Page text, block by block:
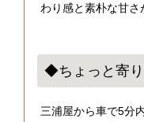
わり感と素朴な甘さ
◆ちょっと寄り
三浦屋から車で5分